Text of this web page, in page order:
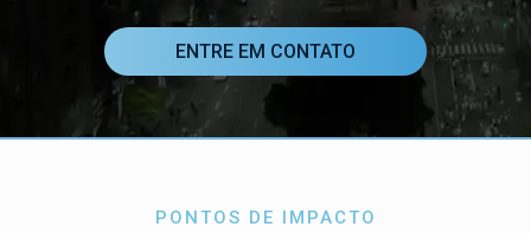
ENTRE EM CONTATO
PONTOS DE IMPACTO